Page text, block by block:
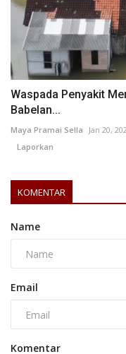
Waspada Penyakit
Babelan...
Maya Pramai Sella Jan 20,
Laporkan
KOMENTAR
Name
Email
Komentar